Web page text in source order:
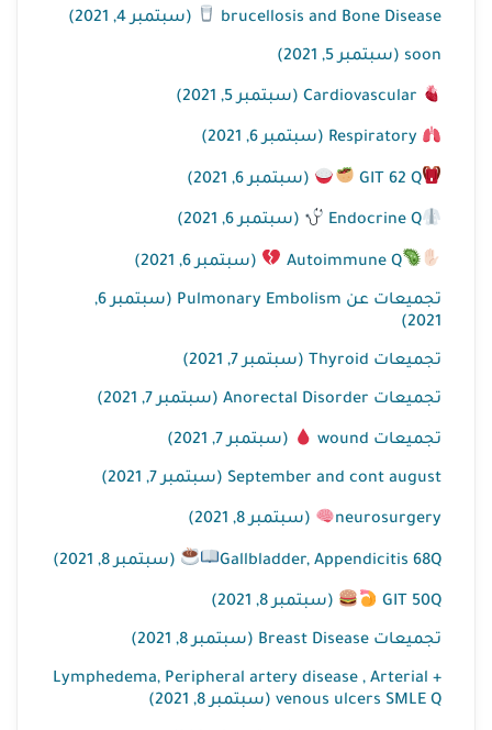
brucellosis and Bone Disease (سبتمبر 4, 2021)
soon (سبتمبر 5, 2021)
GIT 62 Q (سبتمبر 6, 2021)
Endocrine Q (سبتمبر 6, 2021)
Autoimmune Q (سبتمبر 6, 2021)
تجميعات عن Pulmonary Embolism (سبتمبر 6,
2021)
تجميعات Thyroid (سبتمبر 7, 2021)
تجميعات Anorectal Disorder (سبتمبر 7, 2021)
تجميعات wound (سبتمبر 7, 2021)
September and cont august (سبتمبر 7, 2021)
neurosurgery (سبتمبر 8, 2021)
Gallbladder, Appendicitis 68Q (سبتمبر 8, 2021)
GIT 50Q (سبتمبر 8, 2021)
تجميعات Breast Disease (سبتمبر 8, 2021)
Lymphedema, Peripheral artery disease , Arterial +
venous ulcers SMLE Q (سبتمبر 8, 2021)